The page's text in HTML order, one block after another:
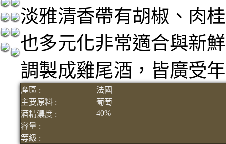
淡雅清香帶有胡椒、肉
也多元化非常適合與新
調製成雞尾酒，皆廣受
產區 :
法國
主要原料 :
葡萄
酒精濃度 :
40%
容量 :
等級 :